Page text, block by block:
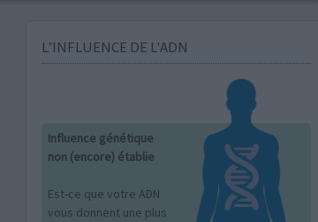
L’INFLUENCE DE L'ADN
Influence génétique
non (encore) établie
Est-ce que votre ADN
vous donnent une plus